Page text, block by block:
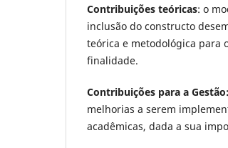
Contribuições teóricas: o
inclusão do constructo
teórica e metodológica para
finalidade.
Contribuições para a Gestão:
melhorias a serem
acadêmicas, dada a sua